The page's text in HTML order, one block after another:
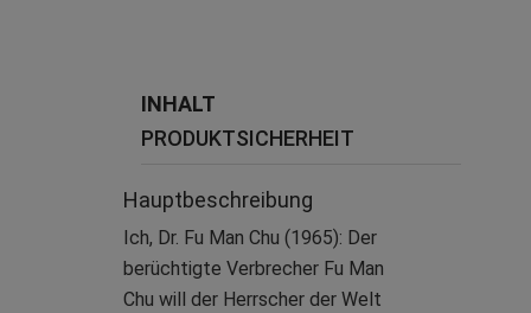
INHALT
PRODUKTSICHERHEIT
Hauptbeschreibung
Ich, Dr. Fu Man Chu (1965): Der
berüchtigte Verbrecher Fu Man
Chu will der Herrscher der Welt